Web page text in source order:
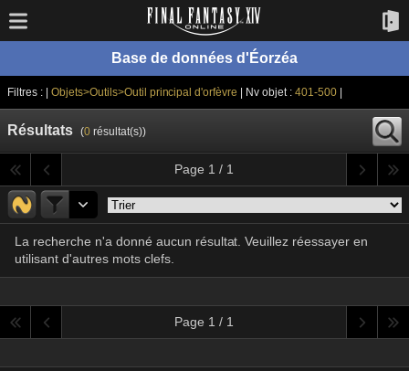
Base de données d'Éorzéa
Filtres : | Objets>Outils>Outil principal d'orfèvre | Nv objet :401-500|
Résultats (0résultat(s))
Page 1 / 1
La recherche n'a donné aucun résultat. Veuillez réessayer en
utilisant d'autres mots clefs.
Page 1 / 1